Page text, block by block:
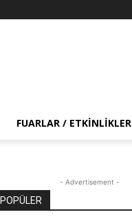
FUARLAR / ETKINLIKLER
- Advertisement -